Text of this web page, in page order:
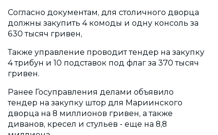
Согласно документам, для столичного дворца
должны закупить 4 комоды и одну консоль за
630 тысяч гривен,
Также управление проводит тендер на закупку
4 трибун и 10 подставок под флаг за 370 тысяч
гривен.
Ранее Госуправления делами объявило
тендер на закупку штор для Мариинского
дворца на 8 миллионов гривен, а также
диванов, кресел и стульев - еще на 8,8